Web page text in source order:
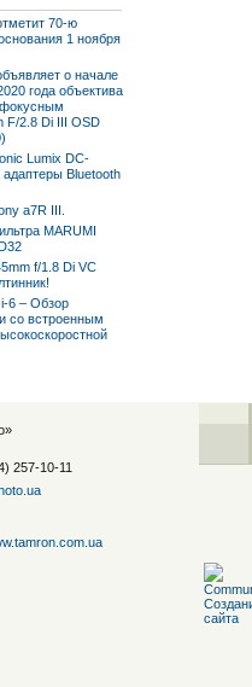
70-ю
1 ноября
о начале
года объектива
F/2.8 Di III OSD
Lumix DC-
Bluetooth
a7R III.
MARUMI
f/1.8 Di VC
6 – Обзор
со встроенным
»
257-10-11